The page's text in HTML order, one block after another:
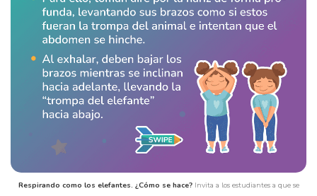
Respirando como los elefantes. ¿Cómo se hace? Invita a los estudiantes a que se